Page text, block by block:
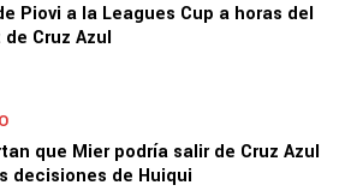
Piovi a la Leagues Cup a horas del
Cruz Azul
que Mier podría salir de Cruz Azul
decisiones de Huiqui